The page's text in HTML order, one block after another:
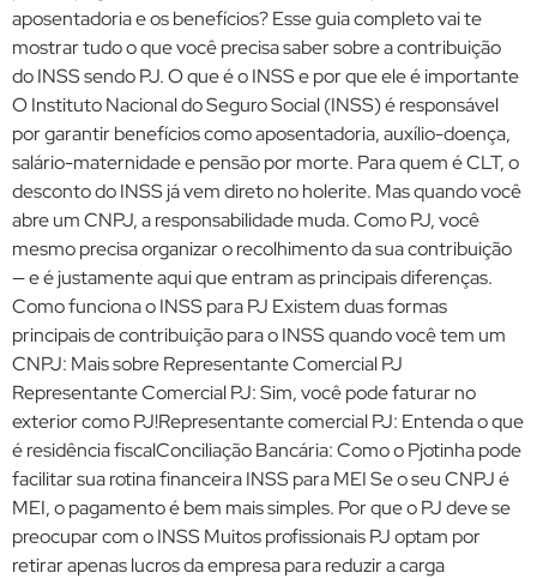
aposentadoria e os benefícios? Esse guia completo vai te
mostrar tudo o que você precisa saber sobre a contribuição
do INSS sendo PJ. O que é o INSS e por que ele é importante
O Instituto Nacional do Seguro Social (INSS) é responsável
por garantir benefícios como aposentadoria, auxílio-doença,
salário-maternidade e pensão por morte. Para quem é CLT, o
desconto do INSS já vem direto no holerite. Mas quando você
abre um CNPJ, a responsabilidade muda. Como PJ, você
mesmo precisa organizar o recolhimento da sua contribuição
— e é justamente aqui que entram as principais diferenças.
Como funciona o INSS para PJ Existem duas formas
principais de contribuição para o INSS quando você tem um
CNPJ: Mais sobre Representante Comercial PJ
Representante Comercial PJ: Sim, você pode faturar no
exterior como PJ!Representante comercial PJ: Entenda o que
é residência fiscalConciliação Bancária: Como o Pjotinha pode
facilitar sua rotina financeira INSS para MEI Se o seu CNPJ é
MEI, o pagamento é bem mais simples. Por que o PJ deve se
preocupar com o INSS Muitos profissionais PJ optam por
retirar apenas lucros da empresa para reduzir a carga